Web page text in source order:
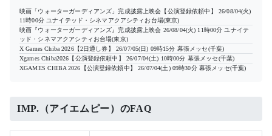
映画「ウォーターガーディアンズ」完成披露上映会【公演登録依頼中】
26/08/04(火)
11時00分 ユナイテッド・シネマアクアシティお台場(東京)
映画『ウォーターガーディアンズ』完成披露上映会 26/08/04(火) 11時00分 ユナイテ
ッド・シネマアクアシティお台場(東京)
X Games Chiba 2026【2日通し券】
26/07/05(日) 09時15分 幕張メッセ(千葉)
Xgames Chiba2026【公演登録依頼中】
26/07/04(土) 10時00分 幕張メッセ(千葉)
XGAMES CHIBA 2026【公演登録依頼中】
26/07/04(土) 09時30分 幕張メッセ(千葉)
IMP.（アイエムピー）のFAQ